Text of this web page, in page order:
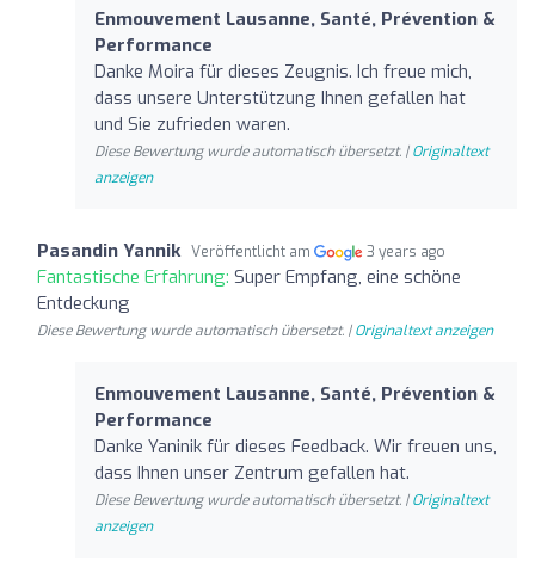
Enmouvement Lausanne, Santé, Prévention &
Performance
Danke Moira für dieses Zeugnis. Ich freue mich,
dass unsere Unterstützung Ihnen gefallen hat
und Sie zufrieden waren.
Diese Bewertung wurde automatisch übersetzt. |Originaltext
anzeigen
Pasandin Yannik Veröffentlicht am 3 years ago
Fantastische Erfahrung: Super Empfang, eine schöne
Entdeckung
Diese Bewertung wurde automatisch übersetzt. |Originaltext anzeigen
Enmouvement Lausanne, Santé, Prévention &
Performance
Danke Yaninik für dieses Feedback. Wir freuen uns,
dass Ihnen unser Zentrum gefallen hat.
Diese Bewertung wurde automatisch übersetzt. |Originaltext
anzeigen